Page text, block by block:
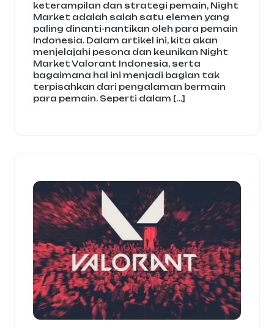
keterampilan dan strategi pemain, Night
Market adalah salah satu elemen yang
paling dinanti-nantikan oleh para pemain
Indonesia. Dalam artikel ini, kita akan
menjelajahi pesona dan keunikan Night
Market Valorant Indonesia, serta
bagaimana hal ini menjadi bagian tak
terpisahkan dari pengalaman bermain
para pemain. Seperti dalam […]